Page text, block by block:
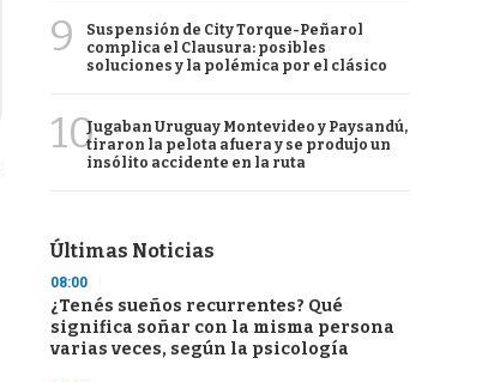
9
Suspensión de City Torque-Peñarol
complica el Clausura: posibles
soluciones y la polémica por el clásico
10Jugaban Uruguay Montevideo y Paysandú,
tiraron la pelota afuera y se produjo un
insólito accidente en la ruta
Últimas Noticias
08:00
¿Tenés sueños recurrentes? Qué
significa soñar con la misma persona
varias veces, según la psicología